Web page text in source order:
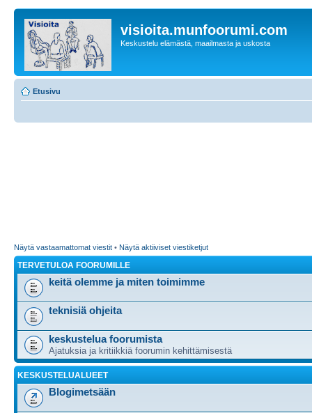
visioita.munfoorumi.com
Keskustelu elämästä, maailmasta ja uskosta
Etusivu
Näytä vastaamattomat viestit • Näytä aktiiviset viestiketjut
TERVETULOA FOORUMILLE
keitä olemme ja miten toimimme
teknisiä ohjeita
keskustelua foorumista
Ajatuksia ja kritiikkiä foorumin kehittämisestä
KESKUSTELUALUEET
Blogimetsään